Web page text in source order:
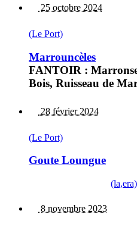
25 octobre 2024
(Le Port)
Marrouncèles
FANTOIR :
Bois, Ruisseau de
28 février 2024
(Le Port)
Goute Loungue
8 novembre 2023